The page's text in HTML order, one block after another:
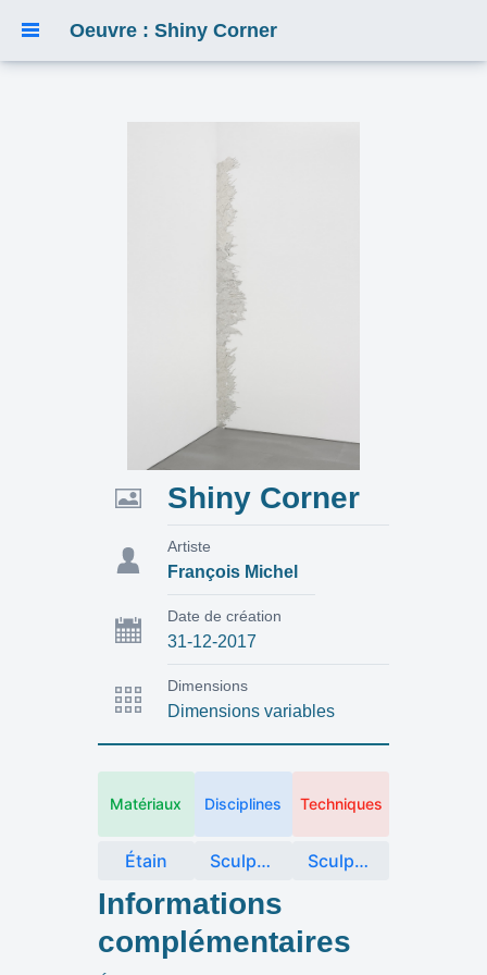
Oeuvre : Shiny Corner
Shiny Corner
François Michel
Artiste
31-12-2017
Date de création
Dimensions variables
Dimensions
Matériaux
Étain
Disciplines
Sculpture
Techniques
Sculpture Métal
Informations
complémentaires